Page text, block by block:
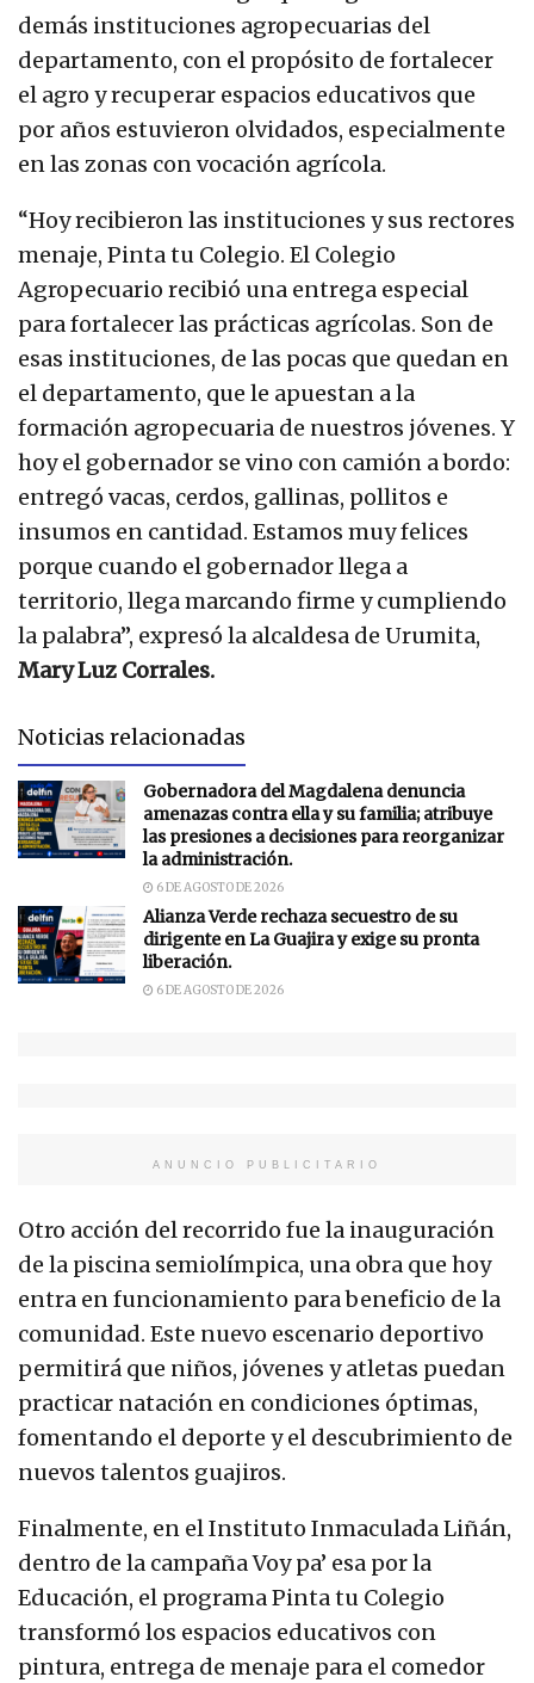
demás instituciones agropecuarias del
departamento, con el propósito de fortalecer
el agro y recuperar espacios educativos que
por años estuvieron olvidados, especialmente
en las zonas con vocación agrícola.
“Hoy recibieron las instituciones y sus rectores
menaje, Pinta tu Colegio. El Colegio
Agropecuario recibió una entrega especial
para fortalecer las prácticas agrícolas. Son de
esas instituciones, de las pocas que quedan en
el departamento, que le apuestan a la
formación agropecuaria de nuestros jóvenes. Y
hoy el gobernador se vino con camión a bordo:
entregó vacas, cerdos, gallinas, pollitos e
insumos en cantidad. Estamos muy felices
porque cuando el gobernador llega a
territorio, llega marcando firme y cumpliendo
la palabra”, expresó la alcaldesa de Urumita,
Mary Luz Corrales.
Noticias relacionadas
Gobernadora del Magdalena denuncia
amenazas contra ella y su familia; atribuye
las presiones a decisiones para reorganizar
la administración.
6 DE AGOSTO DE 2026
Alianza Verde rechaza secuestro de su
dirigente en La Guajira y exige su pronta
liberación.
6 DE AGOSTO DE 2026
ANUNCIO PUBLICITARIO
Otro acción del recorrido fue la inauguración
de la piscina semiolímpica, una obra que hoy
entra en funcionamiento para beneficio de la
comunidad. Este nuevo escenario deportivo
permitirá que niños, jóvenes y atletas puedan
practicar natación en condiciones óptimas,
fomentando el deporte y el descubrimiento de
nuevos talentos guajiros.
Finalmente, en el Instituto Inmaculada Liñán,
dentro de la campaña Voy pa’ esa por la
Educación, el programa Pinta tu Colegio
transformó los espacios educativos con
pintura, entrega de menaje para el comedor